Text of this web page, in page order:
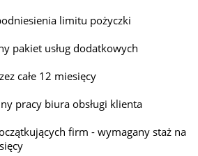
limitu pożyczki
pakiet usług dodatkowych
całe 12 miesięcy
pracy biura obsługi klienta
firm - wymagany staż na